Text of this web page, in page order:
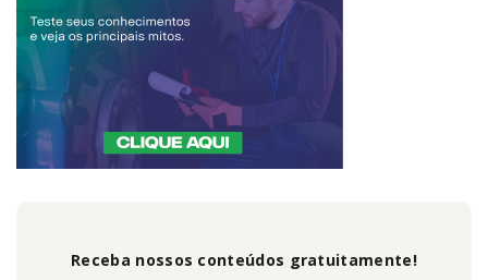
Receba nossos conteúdos gratuitamente!